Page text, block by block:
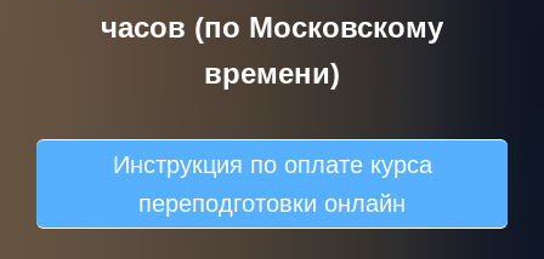
часов (по Московскому
времени)
Инструкция по оплате курса
переподготовки онлайн